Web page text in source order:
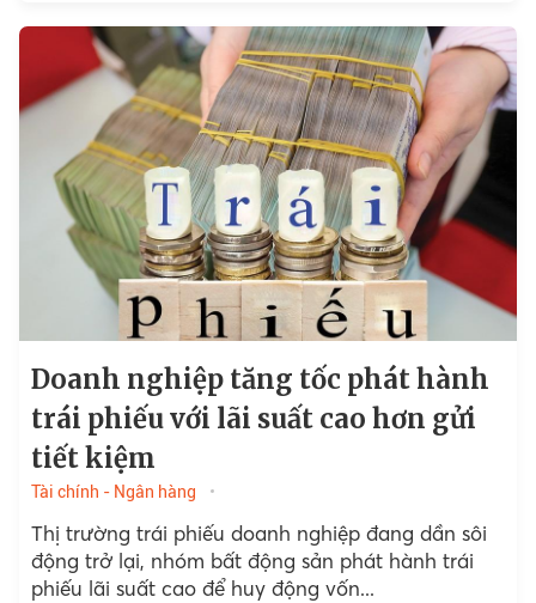
Doanh nghiệp tăng tốc phát hành
trái phiếu với lãi suất cao hơn gửi
tiết kiệm
Tài chính - Ngân hàng
Thị trường trái phiếu doanh nghiệp đang dần sôi
động trở lại, nhóm bất động sản phát hành trái
phiếu lãi suất cao để huy động vốn...